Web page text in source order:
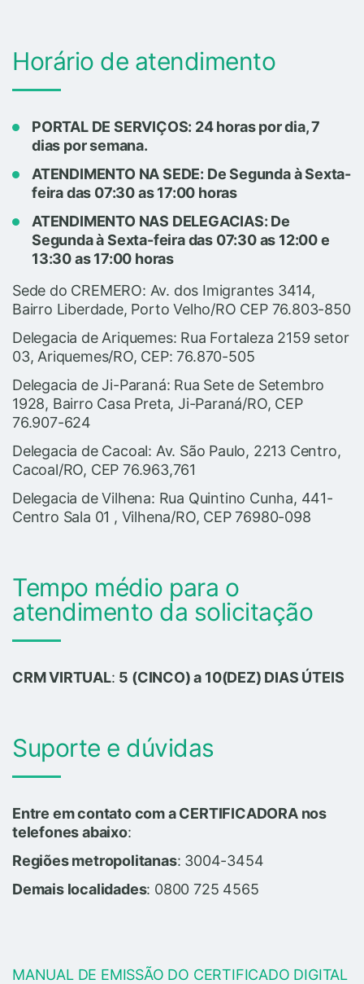
Horário de atendimento
PORTAL DE SERVIÇOS: 24 horas por dia, 7
dias por semana.
ATENDIMENTO NA SEDE: De Segunda à Sexta-
feira das 07:30 as 17:00 horas
ATENDIMENTO NAS DELEGACIAS: De
Segunda à Sexta-feira das 07:30 as 12:00 e
13:30 as 17:00 horas
Sede do CREMERO: Av. dos Imigrantes 3414,
Bairro Liberdade, Porto Velho/RO CEP 76.803-850
Delegacia de Ariquemes: Rua Fortaleza 2159 setor
03, Ariquemes/RO, CEP: 76.870-505
Delegacia de Ji-Paraná: Rua Sete de Setembro
1928, Bairro Casa Preta, Ji-Paraná/RO, CEP
76.907-624
Delegacia de Cacoal: Av. São Paulo, 2213 Centro,
Cacoal/RO, CEP 76.963,761
Delegacia de Vilhena: Rua Quintino Cunha, 441-
Centro Sala 01 , Vilhena/RO, CEP 76980-098
Tempo médio para o
atendimento da solicitação
CRM VIRTUAL: 5 (CINCO) a 10(DEZ) DIAS ÚTEIS
Suporte e dúvidas
Entre em contato com a CERTIFICADORA nos
telefones abaixo:
Regiões metropolitanas: 3004-3454
Demais localidades: 0800 725 4565
MANUAL DE EMISSÃO DO CERTIFICADO DIGITAL